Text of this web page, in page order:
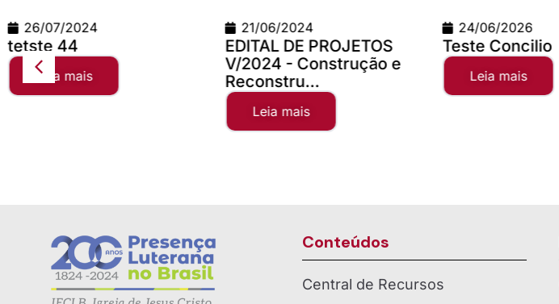
26/07/2024
44
Leia mais
21/06/2024
EDITAL DE PROJETOS
V/2024 - Construção e
Reconstru...
Leia mais
24/06/2026
Teste Concilio
Leia mais
Conteúdos
Central de Recursos